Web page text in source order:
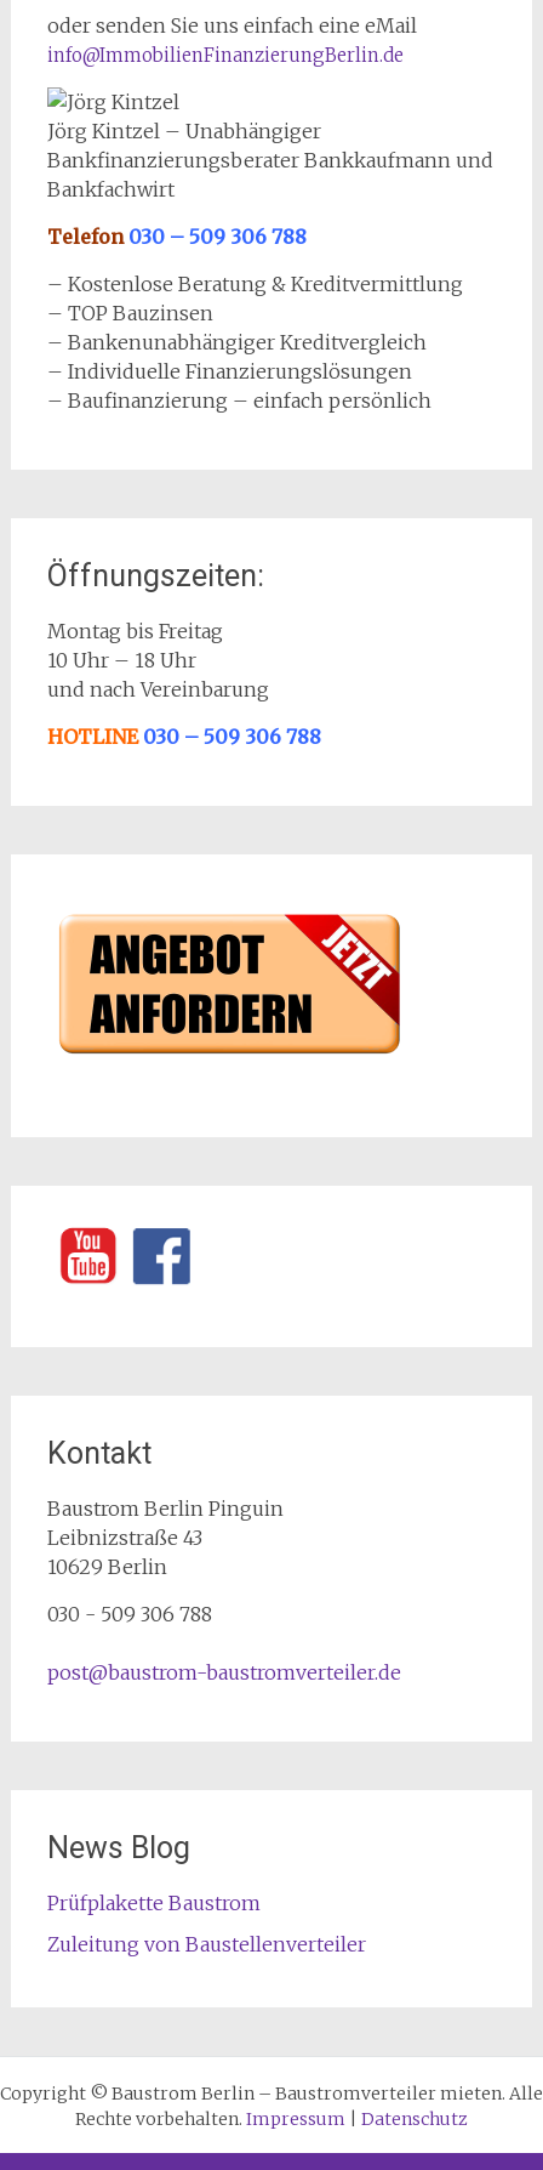
oder senden Sie uns einfach eine eMail
info@ImmobilienFinanzierungBerlin.de
Jörg Kintzel – Unabhängiger
Bankfinanzierungsberater Bankkaufmann und
Bankfachwirt
Telefon 030 – 509 306 788
– Kostenlose Beratung & Kreditvermittlung
– TOP Bauzinsen
– Bankenunabhängiger Kreditvergleich
– Individuelle Finanzierungslösungen
– Baufinanzierung – einfach persönlich
Öffnungszeiten:
Montag bis Freitag
10 Uhr – 18 Uhr
und nach Vereinbarung
HOTLINE 030 – 509 306 788
Kontakt
Baustrom Berlin Pinguin
Leibnizstraße 43
10629 Berlin
030 - 509 306 788
post@baustrom-baustromverteiler.de
News Blog
Prüfplakette Baustrom
Zuleitung von Baustellenverteiler
Copyright © Baustrom Berlin – Baustromverteiler mieten. Alle
Rechte vorbehalten. Impressum Datenschutz